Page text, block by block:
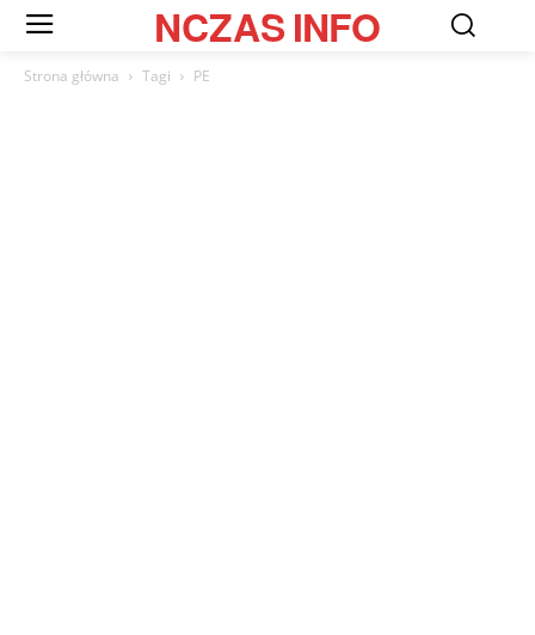
NCZASINFO
Strona główna Tagi PE